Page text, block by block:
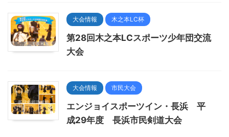
大会情報 木之本LC杯
第28回木之本LCスポーツ少年団交流
大会
大会情報 市民大会
エンジョイスポーツイン・長浜 平
成29年度 長浜市民剣道大会